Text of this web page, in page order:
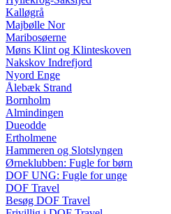
Kalløgrå
Majbølle Nor
Maribosøerne
Møns Klint og Klinteskoven
Nakskov Indrefjord
Nyord Enge
Ålebæk Strand
Bornholm
Almindingen
Dueodde
Ertholmene
Hammeren og Slotslyngen
Ørneklubben: Fugle for børn
DOF UNG: Fugle for unge
DOF Travel
Besøg DOF Travel